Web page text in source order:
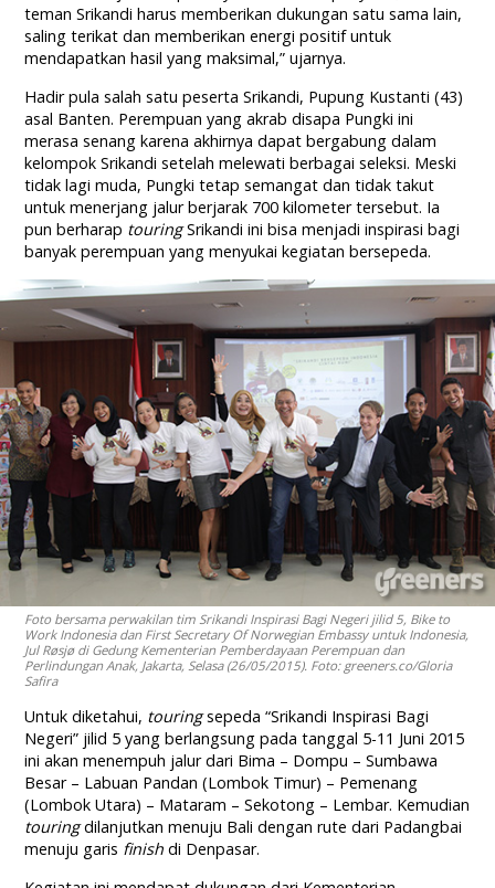
teman Srikandi harus memberikan dukungan satu sama lain,
saling terikat dan memberikan energi positif untuk
mendapatkan hasil yang maksimal,” ujarnya.
Hadir pula salah satu peserta Srikandi, Pupung Kustanti (43)
asal Banten. Perempuan yang akrab disapa Pungki ini
merasa senang karena akhirnya dapat bergabung dalam
kelompok Srikandi setelah melewati berbagai seleksi. Meski
tidak lagi muda, Pungki tetap semangat dan tidak takut
untuk menerjang jalur berjarak 700 kilometer tersebut. Ia
pun berharap touringSrikandi ini bisa menjadi inspirasi bagi
banyak perempuan yang menyukai kegiatan bersepeda.
Foto bersama perwakilan tim Srikandi Inspirasi Bagi Negeri jilid 5, Bike to
Work Indonesia dan First Secretary Of Norwegian Embassy untuk Indonesia,
Jul Røsjø di Gedung Kementerian Pemberdayaan Perempuan dan
Perlindungan Anak, Jakarta, Selasa (26/05/2015). Foto: greeners.co/Gloria
Safira
Untuk diketahui, touringsepeda “Srikandi Inspirasi Bagi
Negeri” jilid 5 yang berlangsung pada tanggal 5-11 Juni 2015
ini akan menempuh jalur dari Bima – Dompu – Sumbawa
Besar – Labuan Pandan (Lombok Timur) – Pemenang
(Lombok Utara) – Mataram – Sekotong – Lembar. Kemudian
touringdilanjutkan menuju Bali dengan rute dari Padangbai
menuju garis finish di Denpasar.